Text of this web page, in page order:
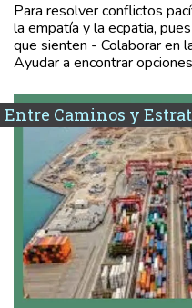
Para resolver conflictos
la empatía y la ecpatia,
que sienten - Colaborar en
Ayudar a encontrar
Entre Caminos y